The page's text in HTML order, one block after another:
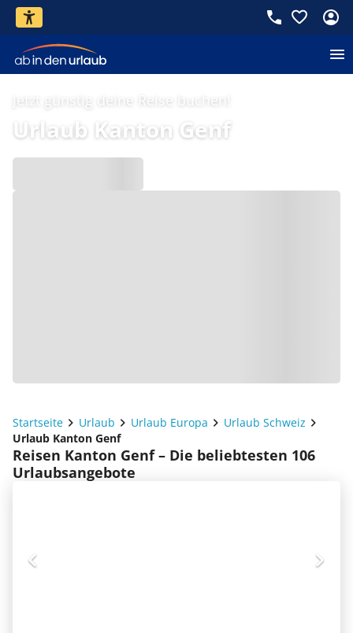
Jetzt günstig deine Reise buchen!
Urlaub Kanton Genf
Startseite Urlaub Urlaub Europa
Urlaub Schweiz
Urlaub Kanton Genf
Reisen Kanton Genf – Die beliebtesten 106
Urlaubsangebote